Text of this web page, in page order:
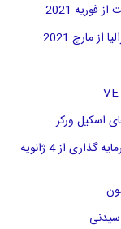
2021
مارچ 2021
اسکیل ورکر
برنامه اسپانسری ایالت ویکتوریا برای ویزاهای سرمایه گذاری از 4 ژانویه